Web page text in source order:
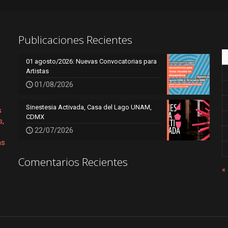
Publicaciones Recientes
01 agosto/2026: Nuevas Convocatorias para
Artistas
01/08/2026
Sinestesia Activada, Casa del Lago UNAM,
CDMX
22/07/2026
Comentarios Recientes
«